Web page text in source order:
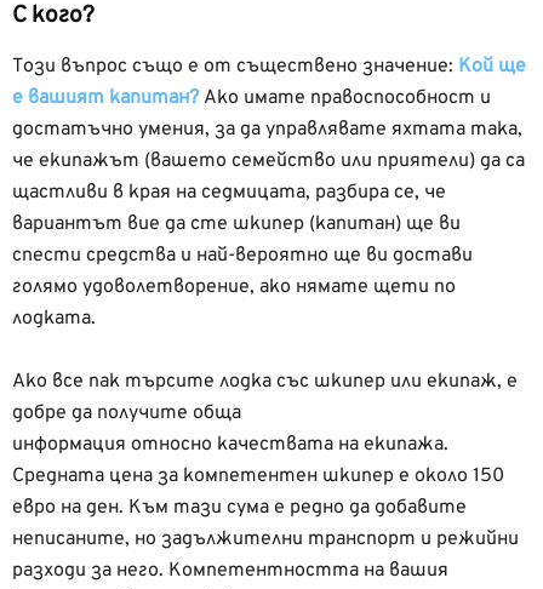
С кого?
Този въпрос също е от съществено значение: Кой ще
е вашият капитан? Ако имате правоспособност и
достатъчно умения, за да управлявате яхтата така,
че екипажът (вашето семейство или приятели) да са
щастливи в края на седмицата, разбира се, че
вариантът вие да сте шкипер (капитан) ще ви
спести средства и най-вероятно ще ви достави
голямо удоволетворение, ако нямате щети по
лодката.
Ако все пак търсите лодка със шкипер или екипаж, е
добре да получите обща
информация относно качествата на екипажа.
Средната цена за компетентен шкипер е около 150
евро на ден. Към тази сума е редно да добавите
неписаните, но задължителни транспорт и режийни
разходи за него. Компетентността на вашия